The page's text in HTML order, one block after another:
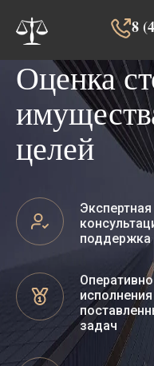
8
Оценка
целей
Экспертная
поддержка
исполнения
задач